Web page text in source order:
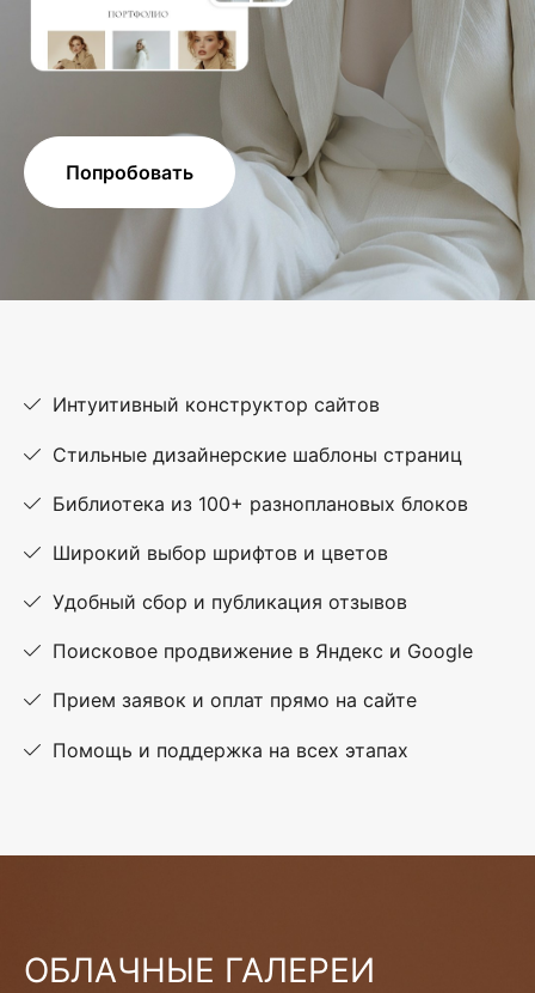
Попробовать
Интуитивный конструктор сайтов
Стильные дизайнерские шаблоны страниц
Библиотека из 100+ разноплановых блоков
Широкий выбор шрифтов и цветов
Удобный сбор и публикация отзывов
Поисковое продвижение в Яндекс и Google
Прием заявок и оплат прямо на сайте
Помощь и поддержка на всех этапах
ОБЛАЧНЫЕ ГАЛЕРЕИ